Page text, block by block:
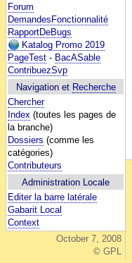
Forum
DemandesFonctionnalité
RapportDeBugs
Katalog Promo 2019
PageTest - BacASable
ContribuezSvp
Navigation et Recherche
Chercher
Index (toutes les pages de
la branche)
Dossiers (comme les
catégories)
Contributeurs
Administration Locale
Editer la barre latérale
Gabarit Local
Context
October 7, 2008
© GPL